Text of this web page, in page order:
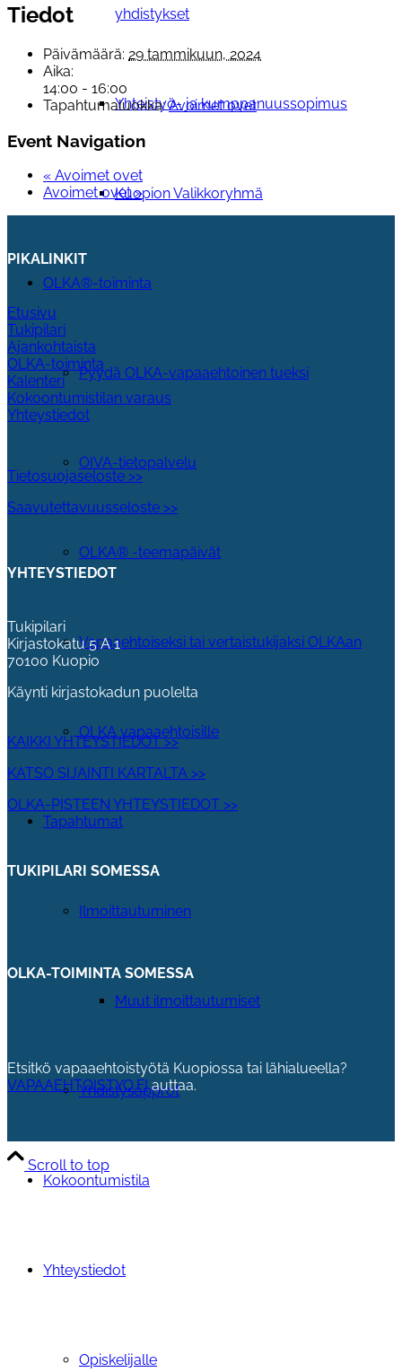
yhdistykset
Yhteistyö- ja kumppanuussopimus
Kuopion Valikkoryhmä
OLKA®-toiminta
Pyydä OLKA-vapaaehtoinen tueksi
OIVA-tietopalvelu
OLKA® -teemapäivät
Vapaaehtoiseksi tai vertaistukijaksi OLKAan
OLKA vapaaehtoisille
Tapahtumat
Ilmoittautuminen
Muut ilmoittautumiset
Yhdistysapprot
Kokoontumistila
Yhteystiedot
Opiskelijalle
Tiedot
Päivämäärä: 29 tammikuun, 2024
Aika:
14:00 - 16:00
Tapahtumaluokka: Avoimet ovet
Event Navigation
« Avoimet ovet
Avoimet ovet»
PIKALINKIT
Etusivu
Tukipilari
Ajankohtaista
OLKA-toiminta
Kalenteri
Kokoontumistilan varaus
Yhteystiedot
Tietosuojaseloste >>
Saavutettavuusseloste >>
YHTEYSTIEDOT
Tukipilari
Kirjastokatu 5 A 1
70100 Kuopio
Käynti kirjastokadun puolelta
KAIKKI YHTEYSTIEDOT >>
KATSO SIJAINTI KARTALTA >>
OLKA-PISTEEN YHTEYSTIEDOT >>
TUKIPILARI SOMESSA
OLKA-TOIMINTA SOMESSA
Etsitkö vapaaehtoistyötä Kuopiossa tai lähialueella?
VAPAAEHTOISTYO.FIauttaa.
Scroll to top